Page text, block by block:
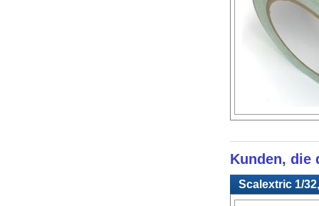
Kunden, die
Scalextric 1/